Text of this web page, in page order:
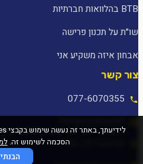
BTB בהלוואות חברתיות
שו״ת על תכנון פרישה
אבחון איזה משקיע אני
צור קשר
077-6070355
הסכמה לשימוש זה.
הבנתי